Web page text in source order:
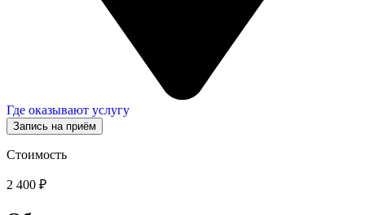
Где оказывают услугу
Запись на приём
Стоимость
2 400 ₽